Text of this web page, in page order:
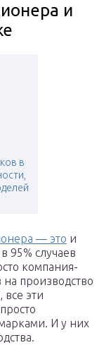
и
в
— это и
95% случаев
компания-
на производство
эти
И у них